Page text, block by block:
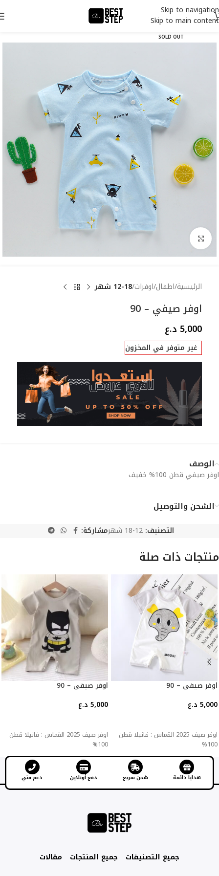
Skip to navigation
Skip to main content
SOLD OUT
Click to enlarge
الرئيسية اطفال اوفرات 12-18 شهر
اوفر صيفي – 90
5,000 د.ع
غير متوفر في المخزون
الوصف
اوفر صيفي قطن 100% خفيف
الشحن والتوصيل
التصنيف: 12-18 شهر مشاركة:
منتجات ذات صلة
اوفر صيفي – 90
5,000 د.ع
اوفر صيف 2025 القماش : فانيلا قطن
100%
اوفر صيفي – 90
5,000 د.ع
اوفر صيف 2025 القماش : فانيلا قطن
100%
هدايا دائمة شحن سريع دفع أونلاين دعم فني
جميع التصنيفات جميع المنتجات مقالات